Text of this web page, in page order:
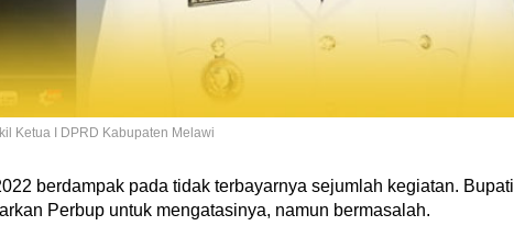
Ketua I DPRD Kabupaten Melawi
berdampak pada tidak terbayarnya sejumlah kegiatan. Bupati
Perbup untuk mengatasinya, namun bermasalah.